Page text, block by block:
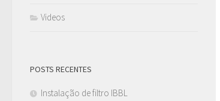
Videos
POSTS RECENTES
Instalação de filtro IBBL